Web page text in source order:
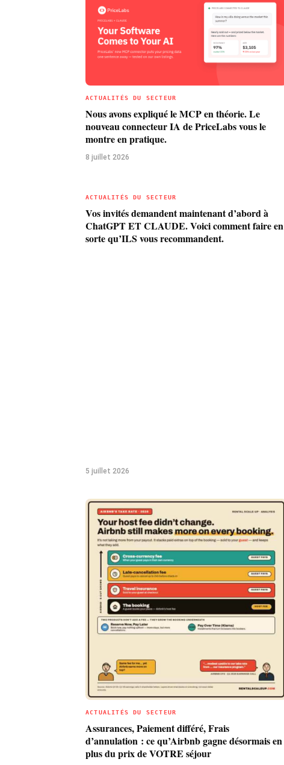
ACTUALITÉS DU SECTEUR
Nous avons expliqué le MCP en théorie. Le
nouveau connecteur IA de PriceLabs vous le
montre en pratique.
8 juillet 2026
ACTUALITÉS DU SECTEUR
Vos invités demandent maintenant d’abord à
ChatGPT ET CLAUDE. Voici comment faire en
sorte qu’ILS vous recommandent.
5 juillet 2026
ACTUALITÉS DU SECTEUR
Assurances, Paiement différé, Frais
d’annulation : ce qu’Airbnb gagne désormais en
plus du prix de VOTRE séjour